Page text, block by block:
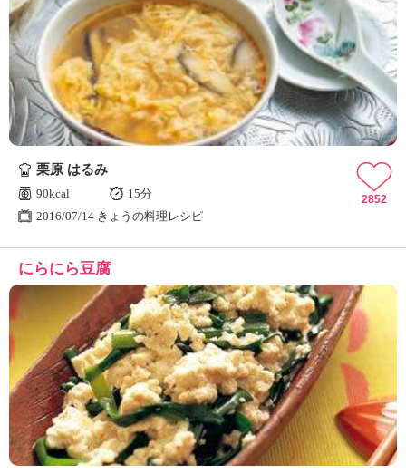
栗原 はるみ
90kcal
15分
2016/07/14 きょうの料理レシピ
2852
にらにら豆腐